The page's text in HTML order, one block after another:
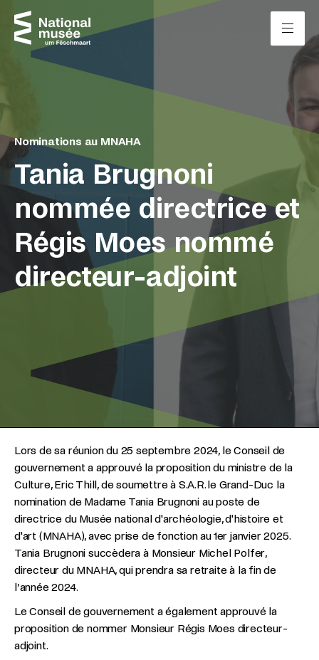
Passer directement au contenu
Tania Brugnoni
nommée directrice et
Régis Moes nommé
directeur-adjoint
Nominations au MNAHA
Lors de sa réunion du 25 septembre 2024, le Conseil de
gouvernement a approuvé la proposition du ministre de la
Culture, Eric Thill, de soumettre à S.A.R. le Grand-Duc la
nomination de Madame Tania Brugnoni au poste de
directrice du Musée national d'archéologie, d'histoire et
d'art (MNAHA), avec prise de fonction au 1er janvier 2025.
Tania Brugnoni succèdera à Monsieur Michel Polfer,
directeur du MNAHA, qui prendra sa retraite à la fin de
l’année 2024.
Le Conseil de gouvernement a également approuvé la
proposition de nommer Monsieur Régis Moes directeur-
adjoint.
Panneau de gestion des cookies